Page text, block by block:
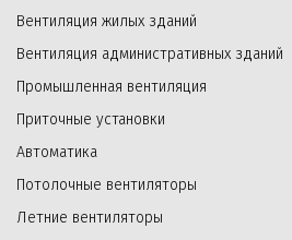
Вентиляция жилых зданий
Вентиляция административных зданий
Промышленная вентиляция
Приточные установки
Автоматика
Потолочные вентиляторы
Летние вентиляторы